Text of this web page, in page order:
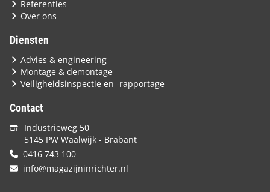
Referenties
Over ons
Diensten
Advies & engineering
Montage & demontage
Veiligheidsinspectie en -rapportage
Contact
Industrieweg 50
5145 PW Waalwijk - Brabant
0416 743 100
info@magazijninrichter.nl